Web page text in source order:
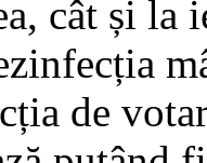
cât și la
de